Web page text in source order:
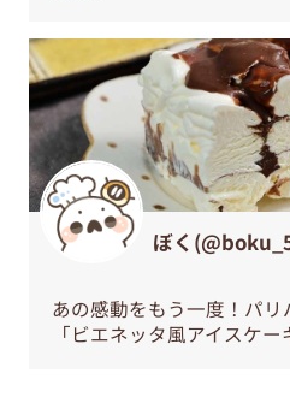
ぼく
あの感動をもう一度！パ
「ビエネッタ風アイスケー